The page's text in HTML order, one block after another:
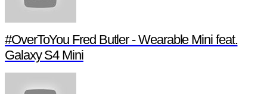
#OverToYou Fred Butler - Wearable Mini feat.
Galaxy S4 Mini